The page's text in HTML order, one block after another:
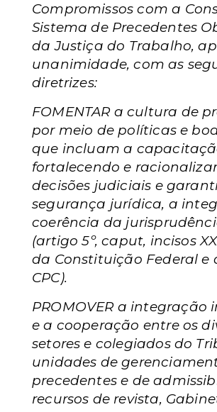
Compromissos com a
Sistema de Precedentes
da Justiça do Trabalho,
unanimidade, com as
diretrizes:
FOMENTAR a cultura de
por meio de políticas e
que incluam a
fortalecendo e
decisões judiciais e
segurança jurídica, a
coerência da
(artigo 5º, caput, incisos
da Constituição Federal e
CPC).
PROMOVER a integração
e a cooperação entre os
setores e colegiados do
unidades de
precedentes e de
recursos de revista,